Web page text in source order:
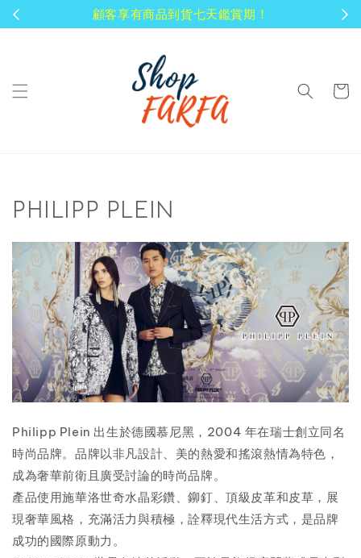
顧客享有商品到貨七天鑑賞期！
PHILIPP PLEIN
Philipp Plein 出生於德國慕尼黑，2004 年在瑞士創立同名
時尚品牌。品牌以非凡設計、美的熱愛和搖滾熱情為特色，
成為奢華前衛且廣受討論的時尚品牌。
產品使用施華洛世奇水晶彩鑽、鉚釘、頂級皮革和皮草，展
現奢華風格，充滿活力與積極，詮釋現代生活方式，是品牌
成功的國際原動力。